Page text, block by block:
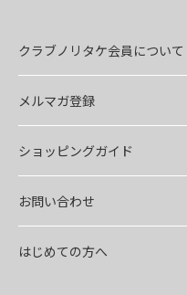
クラブノリタケ会員について
メルマガ登録
ショッピングガイド
お問い合わせ
はじめての方へ